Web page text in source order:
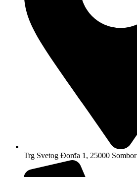
Trg Svetog Đorđa 1, 25000 Sombor